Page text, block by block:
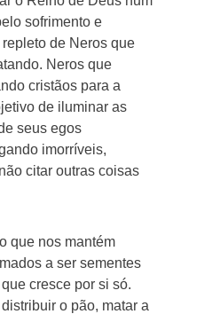
sofrimento e
de Neros que
Neros que
cristãos para a
de iluminar as
seus egos
imorríveis,
citar outras coisas
que nos mantém
a ser sementes
cresce por si só.
o pão, matar a